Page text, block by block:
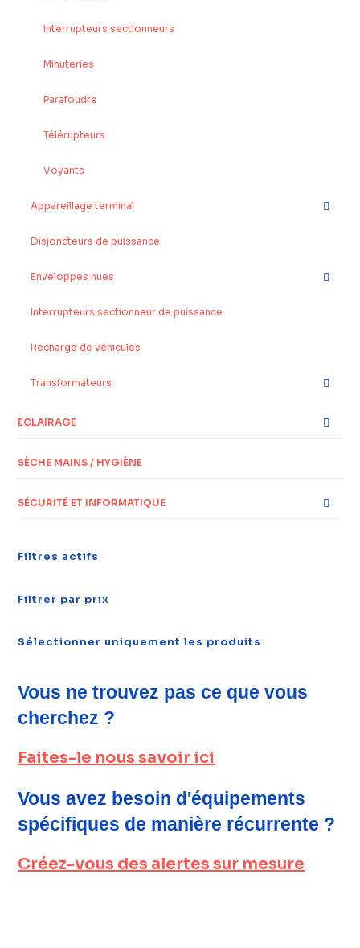
Interrupteurs sectionneurs
Minuteries
Parafoudre
Télérupteurs
Voyants
Appareillage terminal
Disjoncteurs de puissance
Enveloppes nues
Interrupteurs sectionneur de puissance
Recharge de véhicules
Transformateurs
ECLAIRAGE
SÈCHE MAINS / HYGIÈNE
SÉCURITÉ ET INFORMATIQUE
Filtres actifs
Filtrer par prix
Sélectionner uniquement les produits
Vous ne trouvez pas ce que vous
cherchez ?
Faites-le nous savoir ici
Vous avez besoin d'équipements
spécifiques de manière récurrente ?
Créez-vous des alertes sur mesure